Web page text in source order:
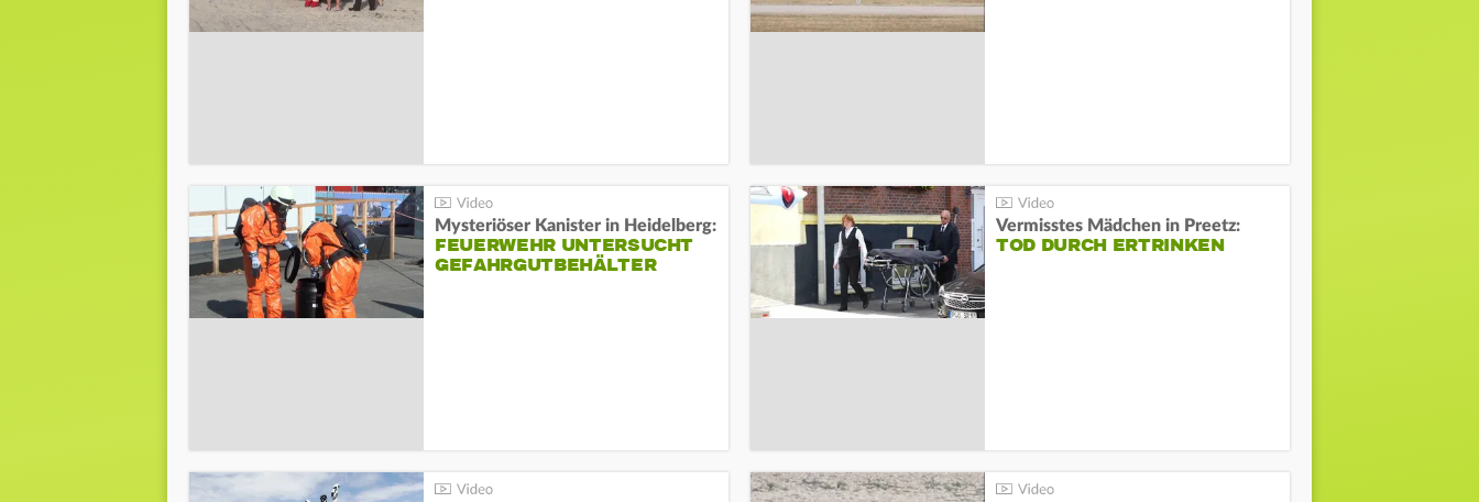
Mysteriöser Kanister in Heidelberg:
FEUERWEHR UNTERSUCHT
GEFAHRGUTBEHÄLTER
Vermisstes Mädchen in Preetz:
TOD DURCH ERTRINKEN